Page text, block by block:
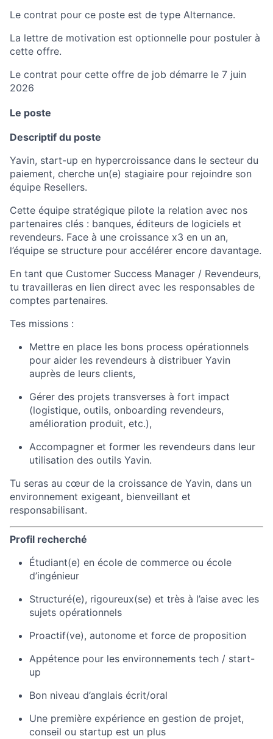
Le contrat pour ce poste est de type Alternance.
La lettre de motivation est optionnelle pour postuler à
cette offre.
Le contrat pour cette offre de job démarre le 7 juin
2026
Le poste
Descriptif du poste
Yavin, start-up en hypercroissance dans le secteur du
paiement, cherche un(e) stagiaire pour rejoindre son
équipe Resellers.
Cette équipe stratégique pilote la relation avec nos
partenaires clés : banques, éditeurs de logiciels et
revendeurs. Face à une croissance x3 en un an,
l’équipe se structure pour accélérer encore davantage.
En tant que Customer Success Manager / Revendeurs,
tu travailleras en lien direct avec les responsables de
comptes partenaires.
Tes missions :
Mettre en place les bons process opérationnels
pour aider les revendeurs à distribuer Yavin
auprès de leurs clients,
Gérer des projets transverses à fort impact
(logistique, outils, onboarding revendeurs,
amélioration produit, etc.),
Accompagner et former les revendeurs dans leur
utilisation des outils Yavin.
Tu seras au cœur de la croissance de Yavin, dans un
environnement exigeant, bienveillant et
responsabilisant.
Profil recherché
Étudiant(e) en école de commerce ou école
d’ingénieur
Structuré(e), rigoureux(se) et très à l’aise avec les
sujets opérationnels
Proactif(ve), autonome et force de proposition
Appétence pour les environnements tech / start-
up
Bon niveau d’anglais écrit/oral
Une première expérience en gestion de projet,
conseil ou startup est un plus